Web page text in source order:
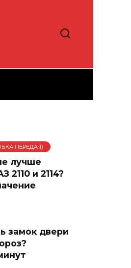
ПЕРЕДАЧ)
лучше
2110 и 2114?
замок двери